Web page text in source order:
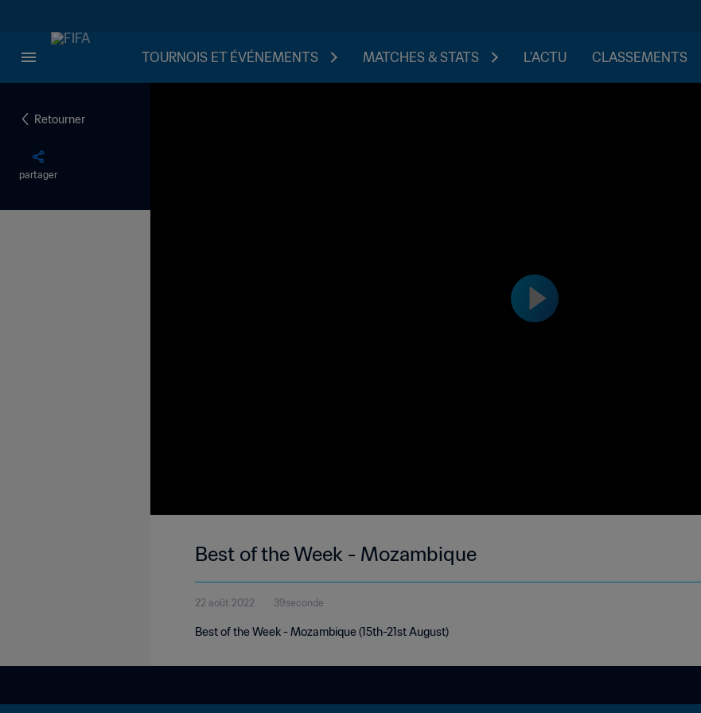
TOURNOIS ET ÉVÉNEMENTS MATCHES & STATS L'ACTU CLASSEMENTS
Retourner
partager
Best of the Week - Mozambique
22 août 2022 39seconde
Best of the Week - Mozambique (15th-21st August)